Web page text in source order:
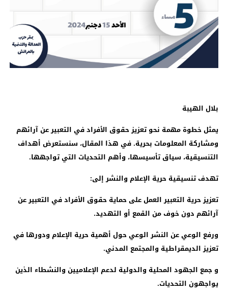
بلال الهيبة
يمثل خطوة مهمة نحو تعزيز حقوق الأفراد في التعبير عن آرائهم
ومشاركة المعلومات بحرية. في هذا المقال، سنستعرض أهداف
التنسيقية، سياق تأسيسها، وأهم التحديات التي تواجهها.
تهدف تنسيقية حرية الإعلام والنشر إلى:
تعزيز حرية التعبير العمل على حماية حقوق الأفراد في التعبير عن
آرائهم دون خوف من القمع أو التهديد.
ورفع الوعي عن النشر الوعي حول أهمية حرية الإعلام ودورها في
تعزيز الديمقراطية والمجتمع المدني.
و جمع الجهود المحلية والدولية لدعم الإعلاميين والنشطاء الذين
يواجهون التحديات.